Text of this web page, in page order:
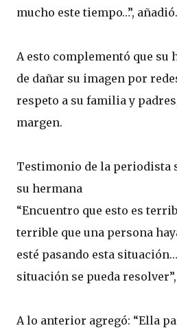
mucho este tiempo…”, añadió.
A esto complementó que su
de dañar su imagen por
respeto a su familia y
margen.
Testimonio de la periodista
su hermana
“Encuentro que esto es
terrible que una persona
esté pasando esta
situación se pueda
A lo anterior agregó: “Ella